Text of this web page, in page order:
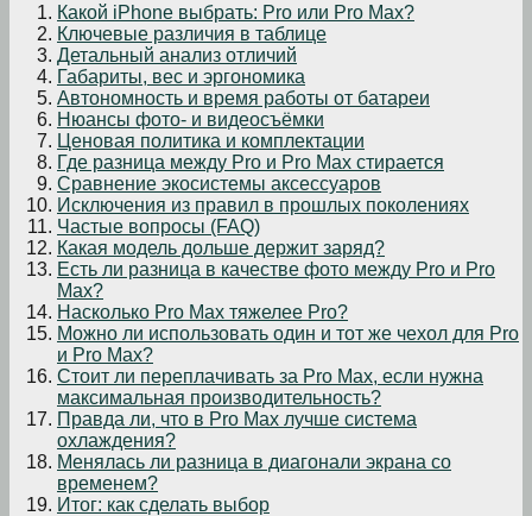
Какой iPhone выбрать: Pro или Pro Max?
Ключевые различия в таблице
Детальный анализ отличий
Габариты, вес и эргономика
Автономность и время работы от батареи
Нюансы фото- и видеосъёмки
Ценовая политика и комплектации
Где разница между Pro и Pro Max стирается
Сравнение экосистемы аксессуаров
Исключения из правил в прошлых поколениях
Частые вопросы (FAQ)
Какая модель дольше держит заряд?
Есть ли разница в качестве фото между Pro и Pro
Max?
Насколько Pro Max тяжелее Pro?
Можно ли использовать один и тот же чехол для Pro
и Pro Max?
Стоит ли переплачивать за Pro Max, если нужна
максимальная производительность?
Правда ли, что в Pro Max лучше система
охлаждения?
Менялась ли разница в диагонали экрана со
временем?
Итог: как сделать выбор